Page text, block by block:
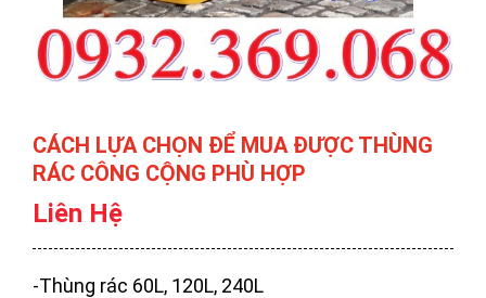
CÁCH LỰA CHỌN ĐỂ MUA ĐƯỢC THÙNG
RÁC CÔNG CỘNG PHÙ HỢP
Liên Hệ
-Thùng rác 60L, 120L, 240L